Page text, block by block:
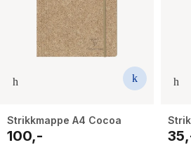
Strikkmappe A4 Cocoa
100,-